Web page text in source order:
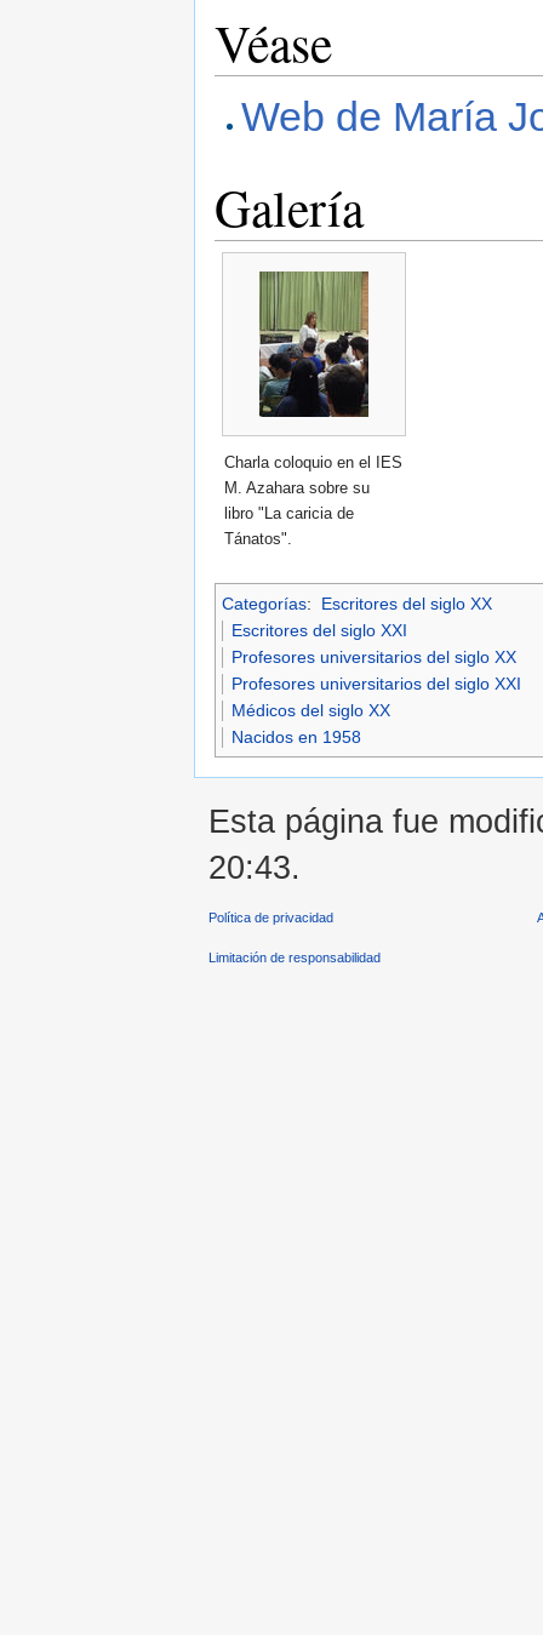
Véase
Web de María
Galería
Charla coloquio en el IES
M. Azahara sobre su
libro "La caricia de
Tánatos".
Categorías:
Escritores del siglo XX
Escritores del siglo XXI
Profesores universitarios del siglo XX
Profesores universitarios del siglo XXI
Médicos del siglo XX
Nacidos en 1958
Esta página fue
20:43.
Política de privacidad
Limitación de responsabilidad